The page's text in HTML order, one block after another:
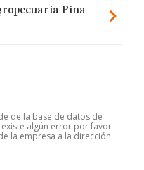
Pina-
de la base de datos de
existe algún error por favor
la empresa a la dirección